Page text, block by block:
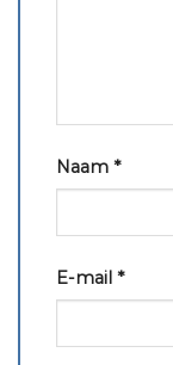
Naam *
E-mail *